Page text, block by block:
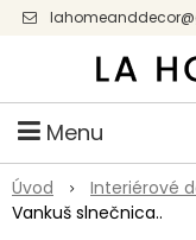
Menu
Úvod Interiérové
Vankuš slnečnica..